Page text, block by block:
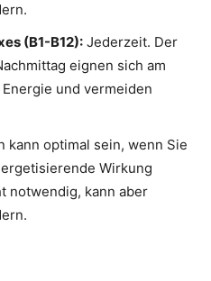
(B1-B12): Jederzeit. Der
eignen sich am
und vermeiden
kann optimal sein, wenn Sie
Wirkung
notwendig, kann aber